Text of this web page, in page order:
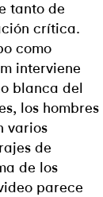
tanto de
crítica.
como
interviene
blanca del
los hombres
varios
de
de los
parece